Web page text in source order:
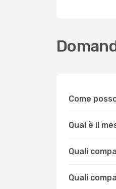
Come
Qual è il
Quali
Quali